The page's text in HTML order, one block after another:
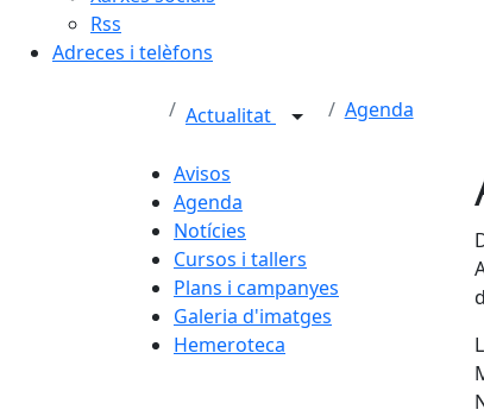
Rss
Adreces i telèfons
Actualitat Agenda
Avisos
Agenda
Notícies
Cursos i tallers
Plans i campanyes
Galeria d'imatges
Hemeroteca